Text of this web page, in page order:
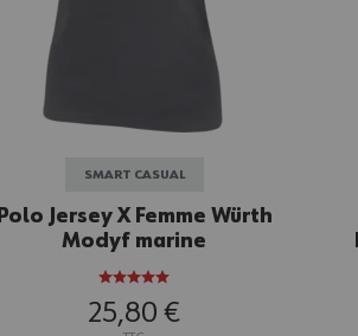
SMART CASUAL
Polo Jersey X Femme Würth
Modyf marine
25,80 €